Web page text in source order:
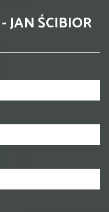
JAN ŚCIBIOR